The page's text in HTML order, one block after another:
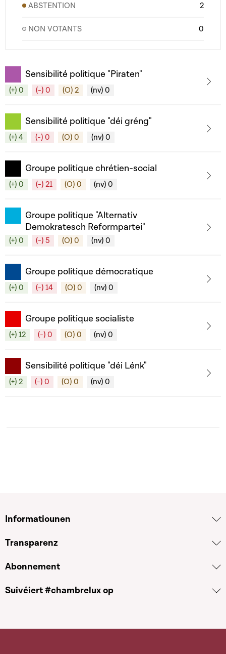
ABSTENTION 2
NON VOTANTS 0
Sensibilité politique "Piraten"
(+) 0 (-) 0 (O) 2 (nv) 0
Sensibilité politique "déi gréng"
(+) 4 (-) 0 (O) 0 (nv) 0
Groupe politique chrétien-social
(+) 0 (-) 21 (O) 0 (nv) 0
Groupe politique "Alternativ
Demokratesch Reformpartei"
(+) 0 (-) 5 (O) 0 (nv) 0
Groupe politique démocratique
(+) 0 (-) 14 (O) 0 (nv) 0
Groupe politique socialiste
(+) 12 (-) 0 (O) 0 (nv) 0
Sensibilité politique "déi Lénk"
(+) 2 (-) 0 (O) 0 (nv) 0
Informatiounen
Transparenz
Abonnement
Suivéiert #chambrelux op